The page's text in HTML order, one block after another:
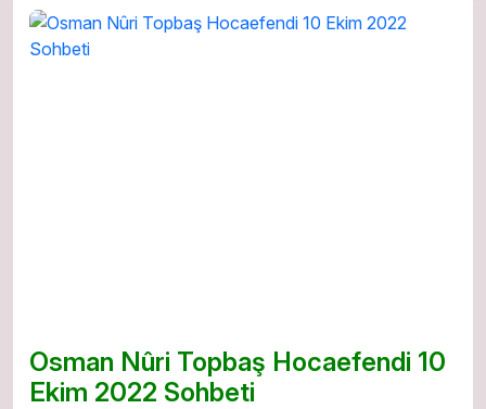
Osman Nûri Topbaş Hocaefendi 10
Ekim 2022 Sohbeti